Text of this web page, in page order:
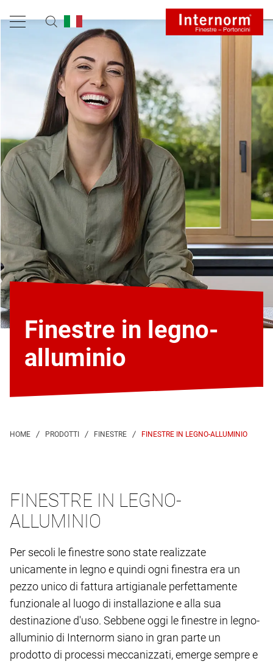
Finestre in legno-
alluminio
FINESTRE IN LEGNO-ALLUMINIO
FINESTRE IN LEGNO-
ALLUMINIO
Per secoli le finestre sono state realizzate
unicamente in legno e quindi ogni finestra era un
pezzo unico di fattura artigianale perfettamente
funzionale al luogo di installazione e alla sua
destinazione d'uso. Sebbene oggi le finestre in legno-
alluminio di Internorm siano in gran parte un
prodotto di processi meccanizzati, emerge sempre e